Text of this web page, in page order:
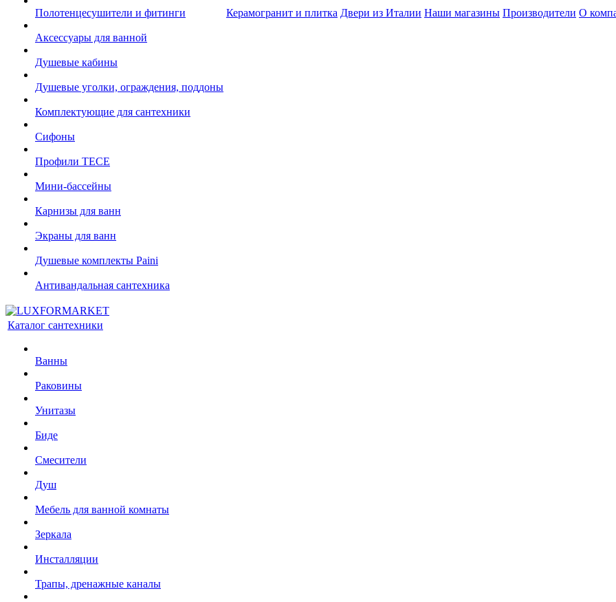
Полотенцесушители и фитинги
Аксессуары для ванной
Душевые кабины
Душевые уголки, ограждения, поддоны
Комплектующие для сантехники
Сифоны
Профили TECE
Мини-бассейны
Карнизы для ванн
Экраны для ванн
Душевые комплекты Paini
Антивандальная сантехника
Керамогранит и плитка Двери из Италии Наши магазины Производители О
Каталог сантехники
Ванны
Раковины
Унитазы
Биде
Смесители
Душ
Мебель для ванной комнаты
Зеркала
Инсталляции
Трапы, дренажные каналы